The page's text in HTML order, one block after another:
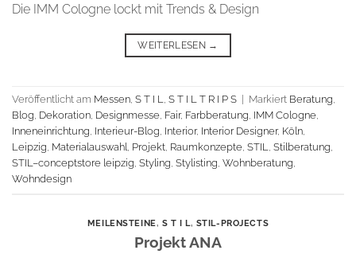
Die IMM Cologne lockt mit Trends & Design
WEITERLESEN →
Veröffentlicht am Messen, S T I L, S T I L T R I P S Markiert Beratung,
Blog, Dekoration, Designmesse, Fair, Farbberatung, IMM Cologne,
Inneneinrichtung, Interieur-Blog, Interior, Interior Designer, Köln,
Leipzig, Materialauswahl, Projekt, Raumkonzepte, STIL, Stilberatung,
STIL–conceptstore leipzig, Styling, Stylisting, Wohnberatung,
Wohndesign
MEILENSTEINE, S T I L, STIL-PROJECTS
Projekt ANA